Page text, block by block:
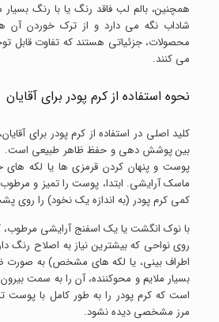
همچنین، بالم لب فاقد رنگ یا با رنگ
شاداب نگه می دارد و از ترک خوردن آن
محصولات، جزئیاتی هستند که تفاوت قابل
می کنند.
نحوه استفاده از کرم پودر برای آقایان
کلید اصلی در استفاده از کرم پودر برای
بین پوشش دهی و حفظ ظاهر طبیعی
پوست و پنهان کردن قرمزی ها یا لکه
ماسک آرایشی. ابتدا، پوست را تمیز و
کمی کرم پودر (به اندازه یک نخود) را روی
با نوک انگشت یا یک اسفنج آرایشی مرطوب،
اطراف بینی، یا لکه های مشخص) به صورت
بسیار ملایم و محوکننده، آن را به سمت
است که کرم پودر را به طور کامل با پوست
مرز مشخصی دیده نشود.